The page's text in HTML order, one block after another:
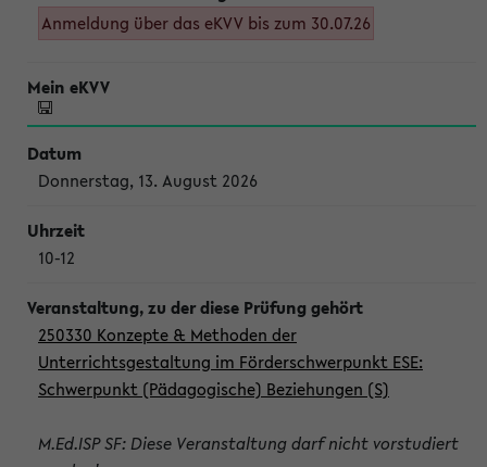
Anmeldung über das eKVV bis zum 30.07.26
Donnerstag, 13. August 2026
10-12
250330 Konzepte & Methoden der
Unterrichtsgestaltung im Förderschwerpunkt ESE:
Schwerpunkt (Pädagogische) Beziehungen (S)
M.Ed.ISP SF: Diese Veranstaltung darf nicht vorstudiert